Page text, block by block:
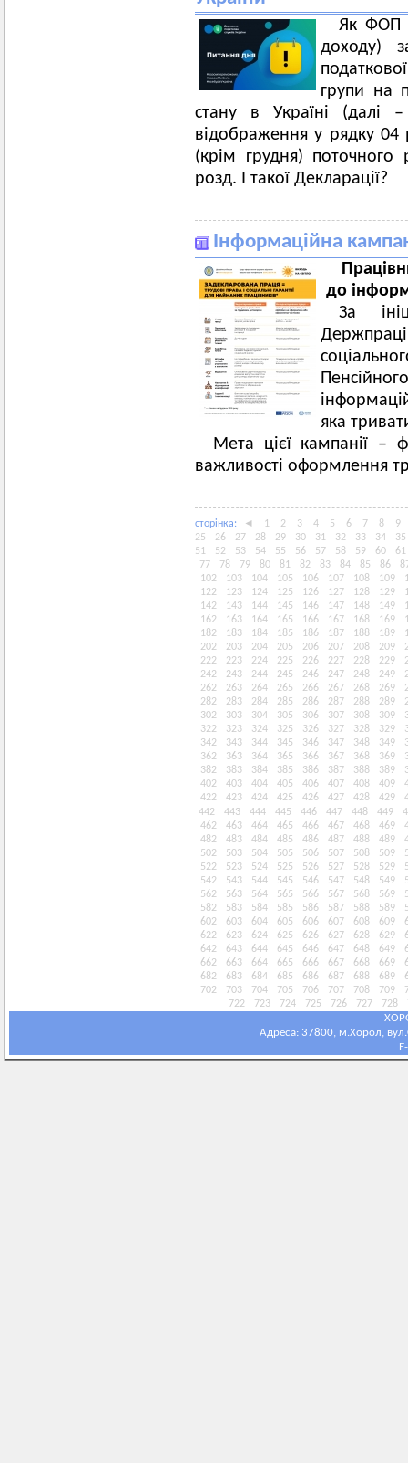
Як ФОП
доходу)
групи на
стану в Україні (далі
відображення у рядку 04
(крім грудня)
розд. І такої Декларації?
Інформаційна
до
За
яка
Мета цієї кампанії –
важливості оформлення
сторiнка: ◄ 1 2 3 4 5 6 7 8
9
25
26 27 28 29 30 31 32 33 34
35
51
52 53 54 55 56 57 58 59 60
61
77
78 79 80 81 82 83 84 85 86
102
103 104 105 106 107 108 109
122
123 124 125 126 127 128 129
142
143 144 145 146 147 148 149
162
163 164 165 166 167 168 169
182
183 184 185 186 187 188 189
202
203 204 205 206 207 208 209
222
223 224 225 226 227 228 229
242
243 244 245 246 247 248 249
262
263 264 265 266 267 268 269
282
283 284 285 286 287 288 289
302
303 304 305 306 307 308 309
322
323 324 325 326 327 328 329
342
343 344 345 346 347 348 349
362
363 364 365 366 367 368 369
382
383 384 385 386 387 388 389
402
403 404 405 406 407 408 409
422
423 424 425 426 427 428 429
442
443 444 445 446 447 448 449
462
463 464 465 466 467 468 469
482
483 484 485 486 487 488 489
502
503 504 505 506 507 508 509
522
523 524 525 526 527 528 529
542
543 544 545 546 547 548 549
562
563 564 565 566 567 568 569
582
583 584 585 586 587 588 589
602
603 604 605 606 607 608 609
622
623 624 625 626 627 628 629
642
643 644 645 646 647 648 649
662
663 664 665 666 667 668 669
682
683 684 685 686 687 688 689
702
703 704 705 706 707 708 709
722
723 724 725 726 727 728
Адреса: 37800, м.Хорол,